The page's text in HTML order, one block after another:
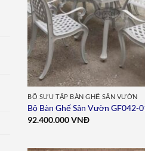
BỘ SƯU TẬP BÀN GHẾ SÂN VƯỜN
Bộ Bàn Ghế Sân Vườn GF042-
92.400.000VNĐ